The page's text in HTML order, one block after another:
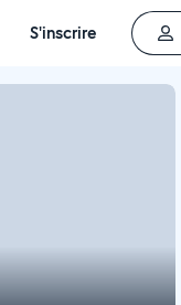
S'inscrire